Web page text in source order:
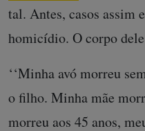
tal. Antes, casos assim
homicídio. O corpo
‘‘Minha avó morreu
o filho. Minha mãe
morreu aos 45 anos,